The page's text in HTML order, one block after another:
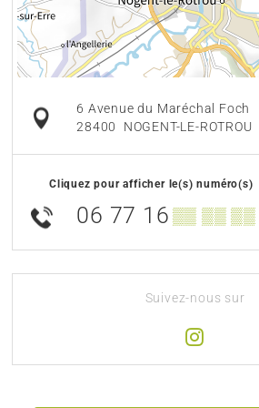
6 Avenue du Maréchal Foch
28400
NOGENT-LE-ROTROU
Cliquez pour afficher le(s) numéro(s)
06 77 16 ▒▒ ▒▒ ▒▒
Suivez-nous sur